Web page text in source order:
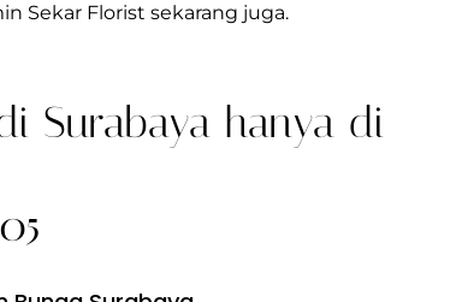
Sekar Florist sekarang juga.
Surabaya hanya di